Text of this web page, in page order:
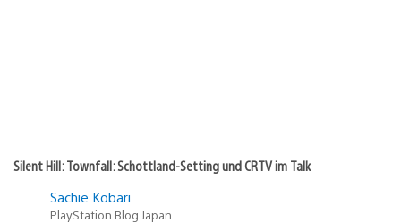
Silent Hill: Townfall: Schottland-Setting und CRTV im Talk
Sachie Kobari
PlayStation.Blog Japan